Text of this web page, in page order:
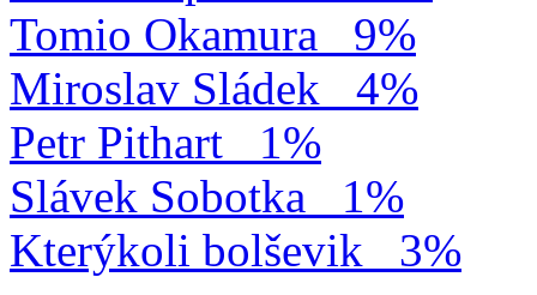
Tomio Okamura
9%
Miroslav Sládek
4%
Petr Pithart
1%
Slávek Sobotka
1%
Kterýkoli bolševik
3%